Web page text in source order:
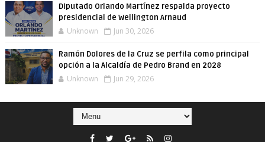
Diputado Orlando Martínez respalda proyecto
presidencial de Wellington Arnaud
Unknown Jun 30, 2026
Ramón Dolores de la Cruz se perfila como principal
opción a la Alcaldía de Pedro Brand en 2028
Unknown Jun 29, 2026